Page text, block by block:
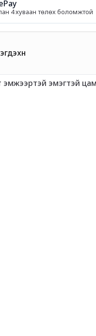
4 хуваан төлөх боломжтой
Уламжлалт эмжээртэй эмэгтэй